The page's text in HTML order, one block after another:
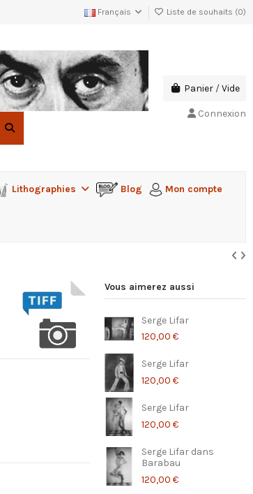
Français Liste de souhaits (0)
Panier /Vide
Connexion
Lithographies Blog Mon compte
Vous aimerez aussi
Serge Lifar
120,00 €
Serge Lifar
120,00 €
Serge Lifar
120,00 €
Serge Lifar dans
Barabau
120,00 €